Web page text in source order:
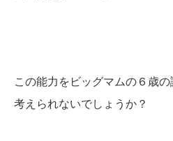
この能力をビッグマムの６歳
考えられないでしょうか？